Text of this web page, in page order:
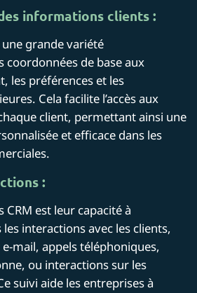
informations clients :
grande variété
coordonnées de base aux
les préférences et les
Cela facilite l’accès aux
client, permettant ainsi une
et efficace dans les
:
CRM est leur capacité à
interactions avec les clients,
e-mail, appels téléphoniques,
ou interactions sur les
suivi aide les entreprises à